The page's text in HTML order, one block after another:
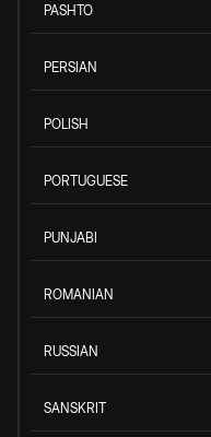
PASHTO
PERSIAN
POLISH
PORTUGUESE
PUNJABI
ROMANIAN
RUSSIAN
SANSKRIT